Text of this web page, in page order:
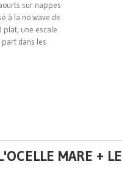
sur nappes
à la no wave de
plat, une escale
dans les
MARE + LE